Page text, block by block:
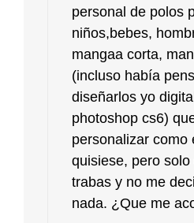
personal de polos
niños,bebes,
mangaa corta,
(incluso había
diseñarlos yo
photoshop cs6)
personalizar como
quisiese, pero
trabas y no me
nada. ¿Que me